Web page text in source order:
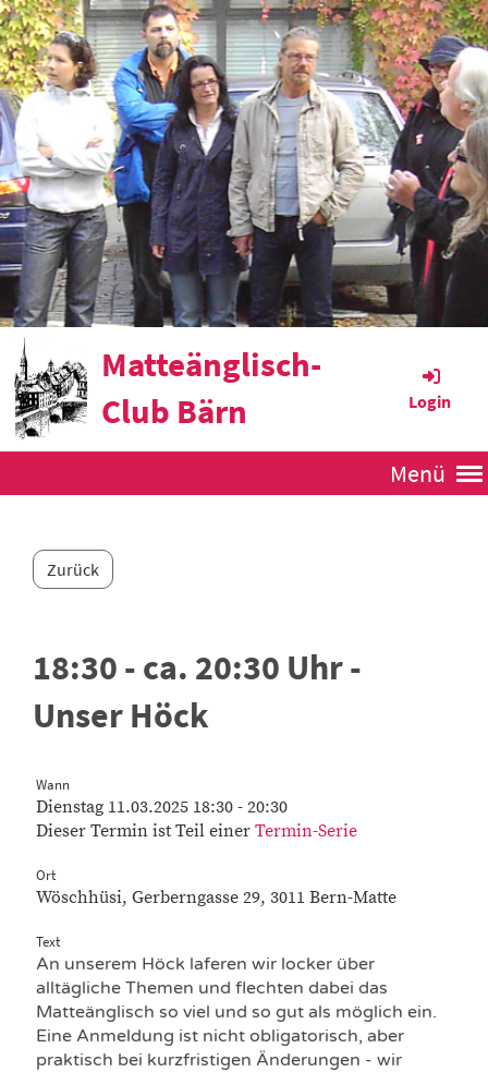
Matteänglisch-
Club Bärn
Login
Menü
Zurück
18:30 - ca. 20:30 Uhr -
Unser Höck
Wann
Dienstag 11.03.2025 18:30 - 20:30
Dieser Termin ist Teil einer Termin-Serie
Ort
Wöschhüsi, Gerberngasse 29, 3011 Bern-Matte
Text
An unserem Höck laferen wir locker über
alltägliche Themen und flechten dabei das
Matteänglisch so viel und so gut als möglich ein.
Eine Anmeldung ist nicht obligatorisch, aber
praktisch bei kurzfristigen Änderungen - wir